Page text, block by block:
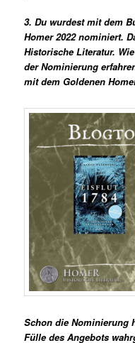
3. Du wurdest mit dem
Homer 2022 nominiert.
Historische Literatur.
der Nominierung
mit dem Goldenen
Schon die Nominierung
Fülle des Angebots